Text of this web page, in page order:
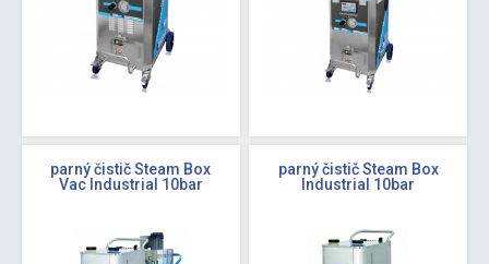
parný čistič Steam Box
Vac Industrial 10bar
parný čistič Steam Box
Industrial 10bar